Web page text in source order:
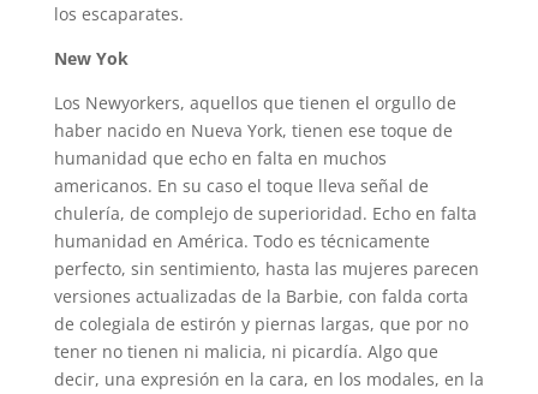
los escaparates.
New Yok
Los Newyorkers, aquellos que tienen el orgullo de
haber nacido en Nueva York, tienen ese toque de
humanidad que echo en falta en muchos
americanos. En su caso el toque lleva señal de
chulería, de complejo de superioridad. Echo en falta
humanidad en América. Todo es técnicamente
perfecto, sin sentimiento, hasta las mujeres parecen
versiones actualizadas de la Barbie, con falda corta
de colegiala de estirón y piernas largas, que por no
tener no tienen ni malicia, ni picardía. Algo que
decir, una expresión en la cara, en los modales, en la